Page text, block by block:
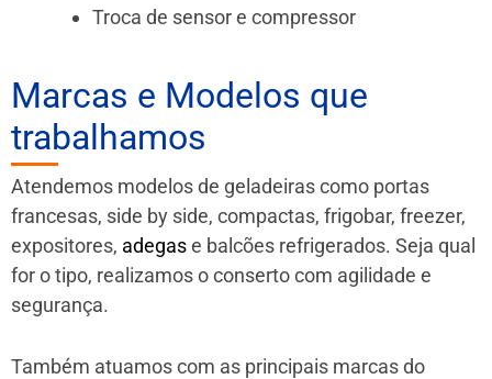
Troca de sensor e compressor
Marcas e Modelos que
trabalhamos
Atendemos modelos de geladeiras como portas
francesas, side by side, compactas, frigobar, freezer,
expositores, adegase balcões refrigerados. Seja qual
for o tipo, realizamos o conserto com agilidade e
segurança.
Também atuamos com as principais marcas do